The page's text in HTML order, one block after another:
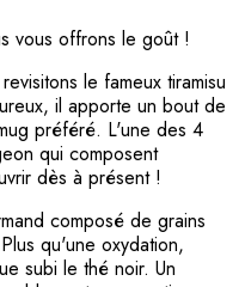
vous offrons le goût !
le fameux tiramisu
il apporte un bout de
préféré. L'une des 4
qui composent
dès à présent !
composé de grains
qu'une oxydation,
subi le thé noir. Un